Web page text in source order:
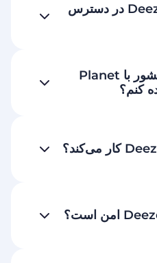
چرا برخی آهنگ‌ها در Deezer در دسترس
آیا می‌توانم در خارج از کشور با Planet